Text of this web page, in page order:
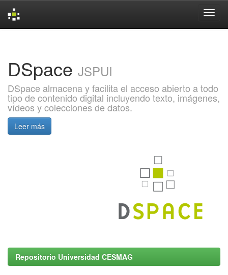
DSpace JSPUI
DSpace almacena y facilita el acceso abierto a todo
tipo de contenido digital incluyendo texto, imágenes,
vídeos y colecciones de datos.
Leer más
Repositorio Universidad CESMAG